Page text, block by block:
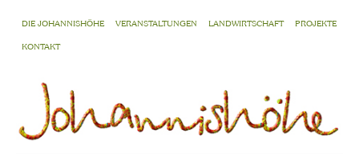
DIE JOHANNISHÖHE VERANSTALTUNGEN LANDWIRTSCHAFT PROJEKTE
KONTAKT